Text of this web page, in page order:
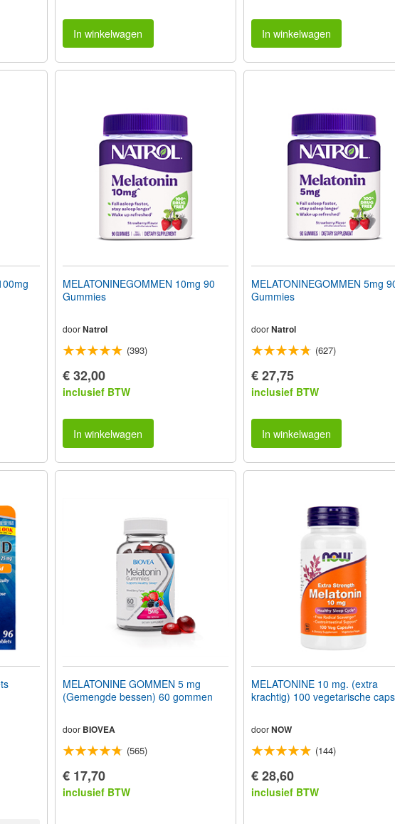
In winkelwagen In winkelwagen
MELATONINEGOMMEN 10mg 90
Gummies
doorNatrol
(393)
€ 32,00
inclusief BTW
In winkelwagen
MELATONINEGOMMEN 5mg
Gummies
door Natrol
(627)
€ 27,75
inclusief BTW
In winkelwagen
MELATONINE GOMMEN 5 mg
(Gemengde bessen) 60 gommen
door BIOVEA
(565)
€ 17,70
inclusief BTW
MELATONINE 10 mg. (extra
krachtig) 100 vegetarische
door NOW
(144)
€ 28,60
inclusief BTW